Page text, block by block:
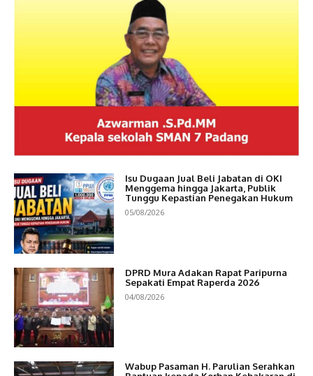
Isu Dugaan Jual Beli Jabatan di OKI
Menggema hingga Jakarta, Publik
Tunggu Kepastian Penegakan Hukum
05/08/2026
DPRD Mura Adakan Rapat Paripurna
Sepakati Empat Raperda 2026
04/08/2026
Wabup Pasaman H. Parulian Serahkan